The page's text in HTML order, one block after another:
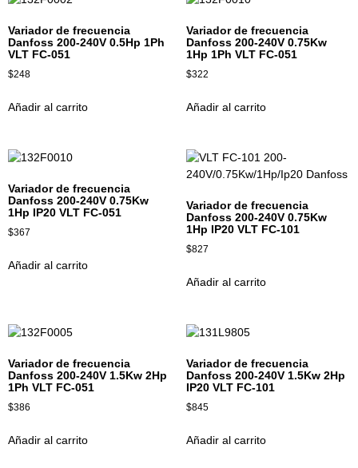
Variador de frecuencia
Danfoss 200-240V 0.5Hp 1Ph
VLT FC-051
$248
Añadir al carrito
Variador de frecuencia
Danfoss 200-240V 0.75Kw
1Hp 1Ph VLT FC-051
$322
Añadir al carrito
Variador de frecuencia
Danfoss 200-240V 0.75Kw
1Hp IP20 VLT FC-051
$367
Añadir al carrito
Variador de frecuencia
Danfoss 200-240V 0.75Kw
1Hp IP20 VLT FC-101
$827
Añadir al carrito
Variador de frecuencia
Danfoss 200-240V 1.5Kw 2Hp
1Ph VLT FC-051
$386
Añadir al carrito
Variador de frecuencia
Danfoss 200-240V 1.5Kw 2Hp
IP20 VLT FC-101
$845
Añadir al carrito